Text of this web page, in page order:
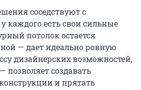
соседствуют с
каждого есть свои сильные
потолок остается
— дает идеально ровную
дизайнерских возможностей,
позволяет создавать
и прятать